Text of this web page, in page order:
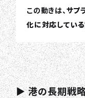
この動きは、サプ
化に対応してい
▶ 港の長期戦略